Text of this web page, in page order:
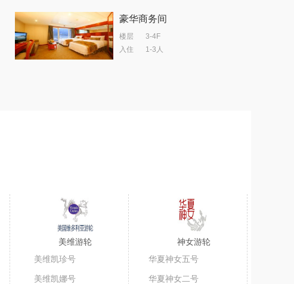
豪华商务间
楼层
3-4F
入住
1-3人
美维游轮
美维凯珍号
美维凯娜号
神女游轮
华夏神女五号
华夏神女二号